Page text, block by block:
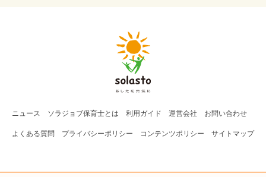
ニュース ソラジョブ保育士とは 利用ガイド 運営会社 お問い合わせ
よくある質問 プライバシーポリシー コンテンツポリシー サイトマップ